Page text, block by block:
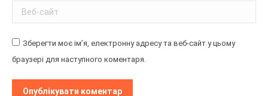
Веб-сайт
Зберегти моє ім’я, електронну адресу та веб-сайт у цьому
браузері для наступного коментаря.
Опублікувати коментар